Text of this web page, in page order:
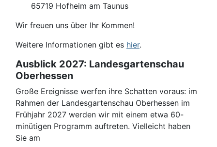
65719 Hofheim am Taunus
Wir freuen uns über Ihr Kommen!
Weitere Informationen gibt es hier.
Ausblick 2027: Landesgartenschau
Oberhessen
Große Ereignisse werfen ihre Schatten voraus: im
Rahmen der Landesgartenschau Oberhessen im
Frühjahr 2027 werden wir mit einem etwa 60-
minütigen Programm auftreten. Vielleicht haben
Sie am